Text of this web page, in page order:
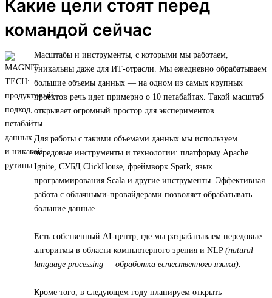
Какие цели стоят перед
командой сейчас
Масштабы и инструменты, с которыми мы работаем,
уникальны даже для ИТ-отрасли. Мы ежедневно обрабатываем
большие объемы данных — на одном из самых крупных
проектов речь идет примерно о 10 петабайтах. Такой масштаб
открывает огромный простор для экспериментов.
Для работы с такими объемами данных мы используем
передовые инструменты и технологии: платформу Apache
Ignite, СУБД ClickHouse, фреймворк Spark, язык
программирования Scala и другие инструменты. Эффективная
работа с облачными-провайдерами позволяет обрабатывать
большие данные.
Есть собственный AI-центр, где мы разрабатываем передовые
алгоритмы в области компьютерного зрения и NLP (natural
language processing — обработка естественного языка).
Кроме того, в следующем году планируем открыть